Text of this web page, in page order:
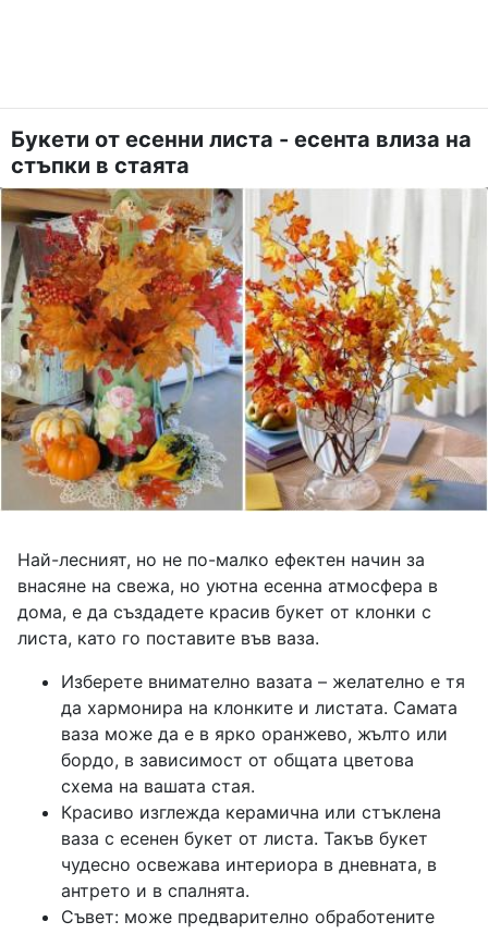
Букети от есенни листа - есента влиза на
стъпки в стаята
Най-лесният, но не по-малко ефектен начин за
внасяне на свежа, но уютна есенна атмосфера в
дома, е да създадете красив букет от клонки с
листа, като го поставите във ваза.
Изберете внимателно вазата – желателно е тя
да хармонира на клонките и листата. Самата
ваза може да е в ярко оранжево, жълто или
бордо, в зависимост от общата цветова
схема на вашата стая.
Красиво изглежда керамична или стъклена
ваза с есенен букет от листа. Такъв букет
чудесно освежава интериора в дневната, в
антрето и в спалнята.
Съвет: може предварително обработените